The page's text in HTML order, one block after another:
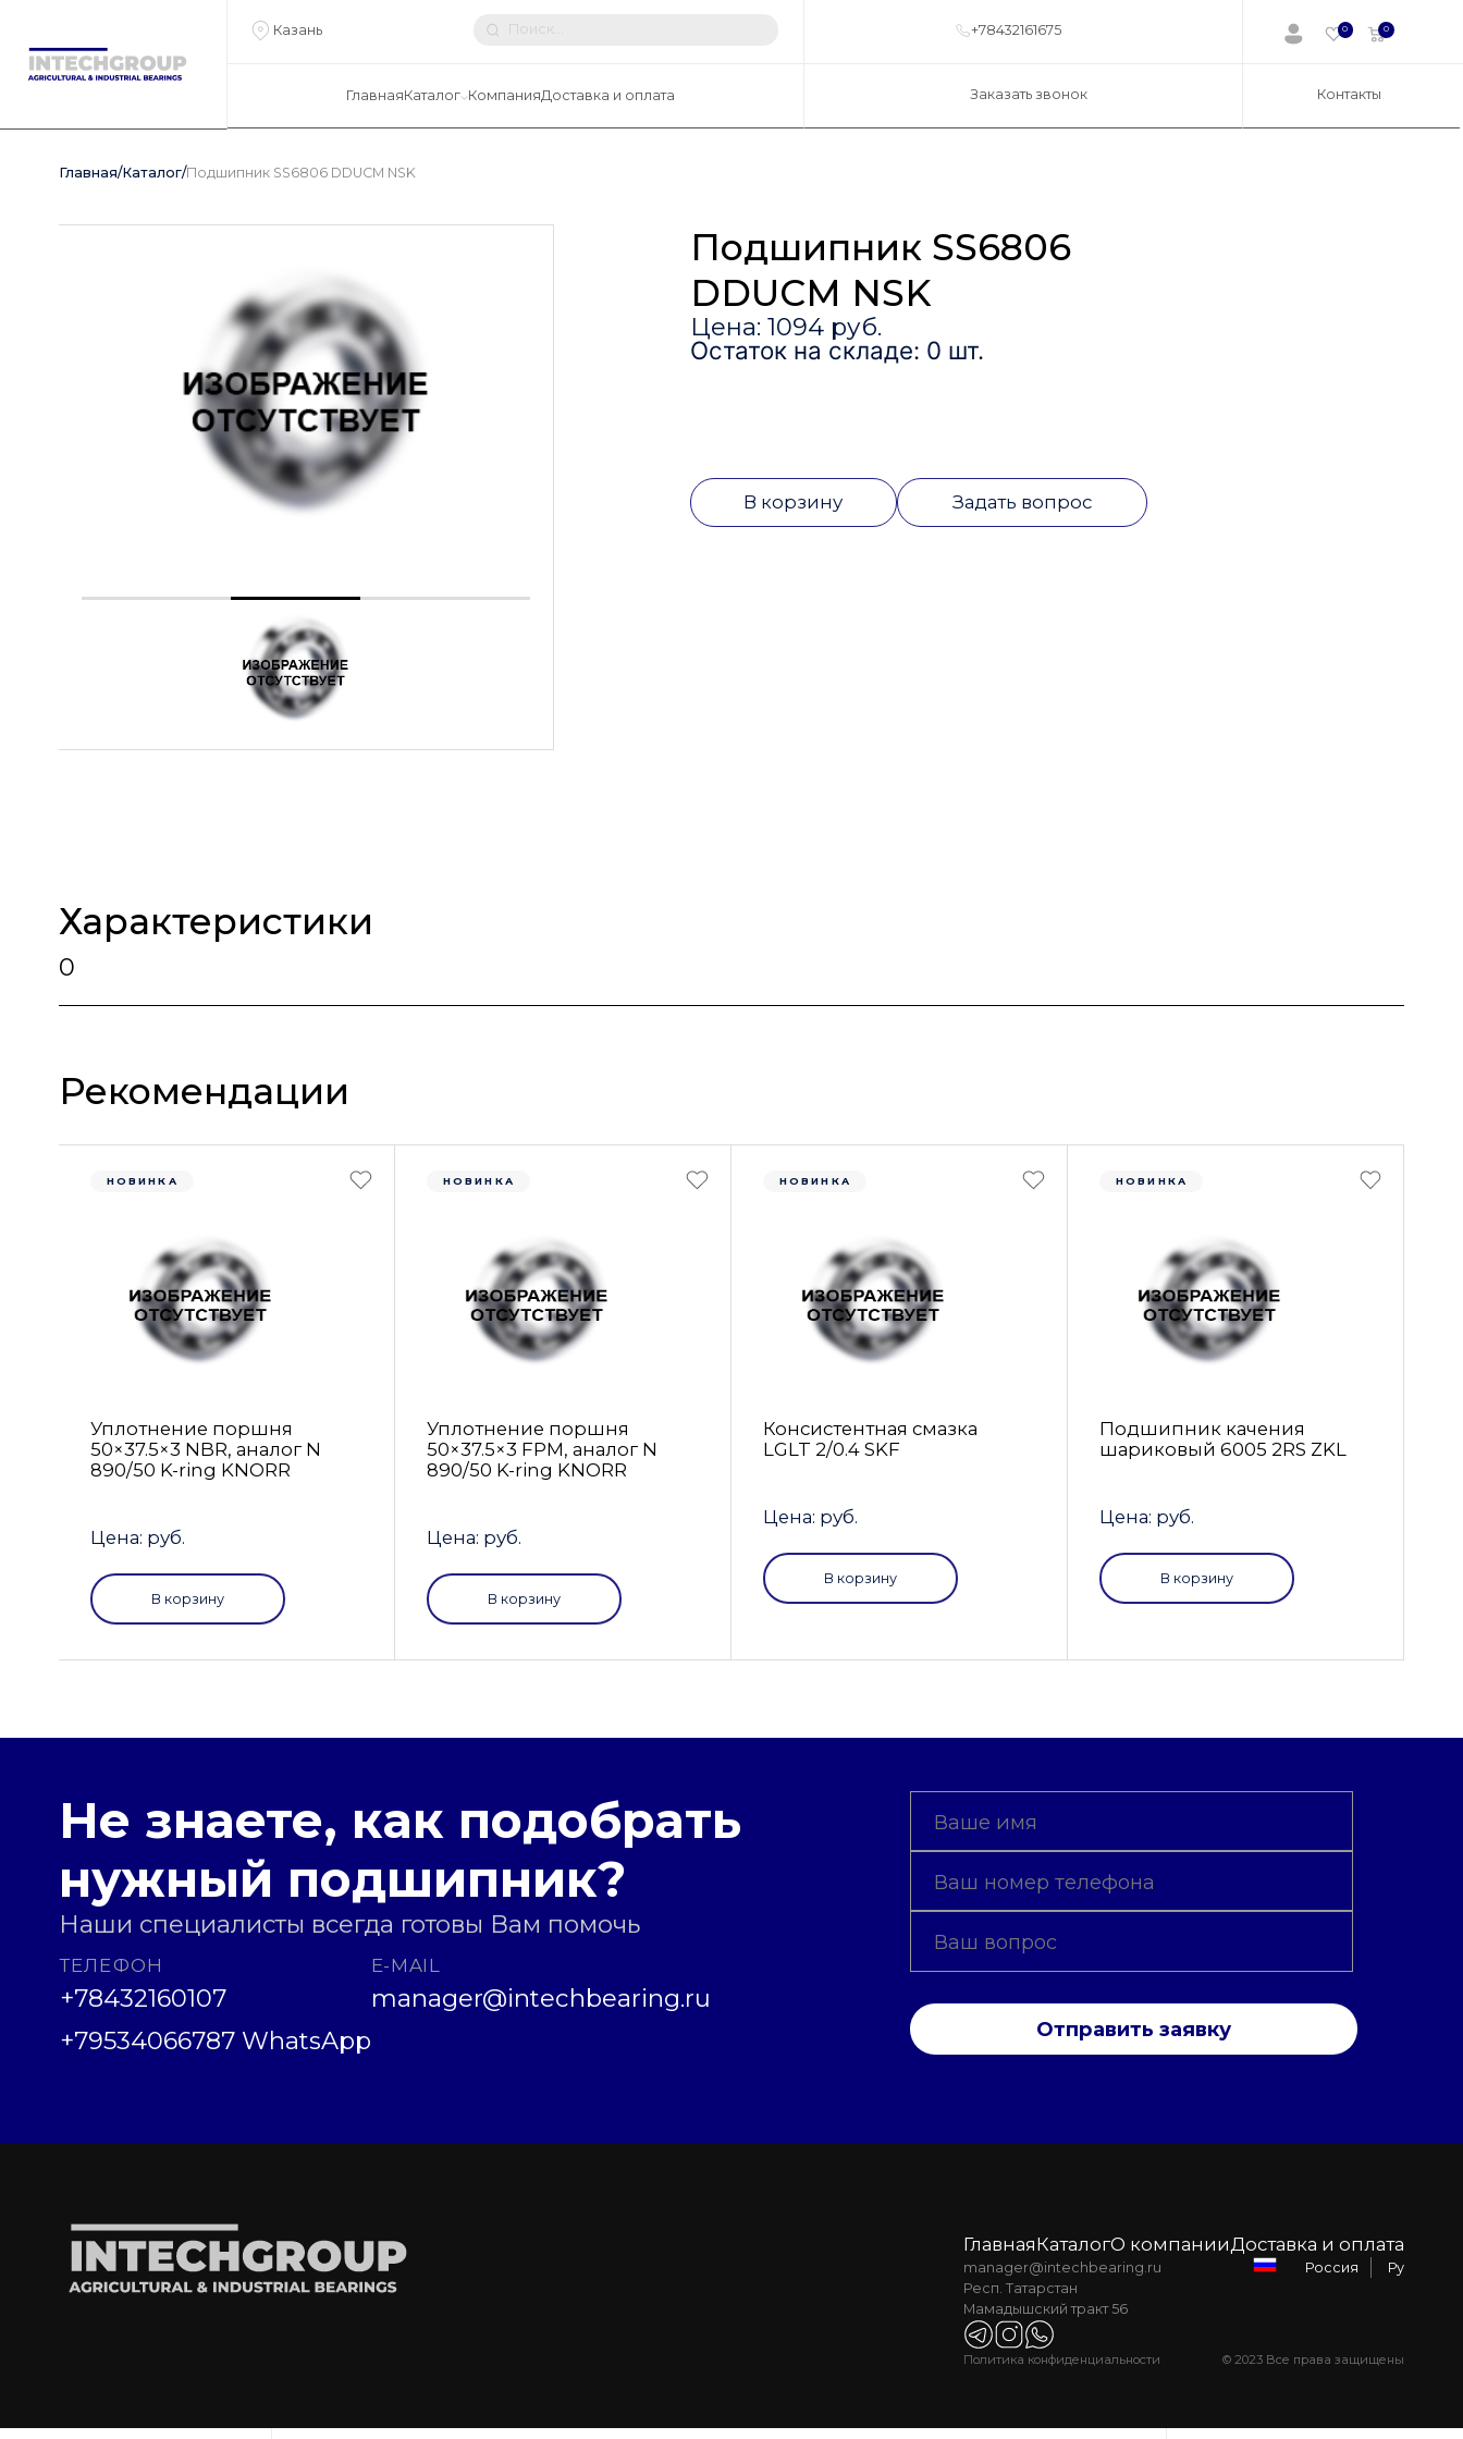
Казань +78432161675 0 0
ГлавнаяКаталог КомпанияДоставка и оплата Заказать звонок Контакты
Главная/Каталог/Подшипник SS6806 DDUCM NSK
Подшипник SS6806
DDUCM NSK
Цена: 1094 руб.
Остаток на складе: 0 шт.
В корзину Задать вопрос
Характеристики
0
Рекомендации
НОВИНКА
Уплотнение поршня
50×37.5×3 NBR, аналог N
890/50 K-ring KNORR
Цена: руб.
В корзину
НОВИНКА
Уплотнение поршня
50×37.5×3 FРM, аналог N
890/50 K-ring KNORR
Цена: руб.
В корзину
НОВИНКА
Консистентная смазка
LGLT 2/0.4 SKF
Цена: руб.
В корзину
НОВИНКА
Подшипник качения
шариковый 6005 2RS ZKL
Цена: руб.
В корзину
Не знаете, как подобрать
нужный подшипник?
Наши специалисты всегда готовы Вам помочь
ТЕЛЕФОН
+78432160107
+79534066787 WhatsApp
E-MAIL
manager@intechbearing.ru
Отправить заявку
ГлавнаяКаталогО компанииДоставка и оплата
manager@intechbearing.ru
Респ. Татарстан
Мамадышский тракт 56
Россия Ру
Политика конфиденциальности © 2023 Все права защищены